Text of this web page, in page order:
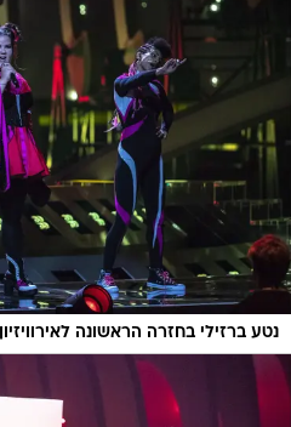
נטע ברזילי בחזרה הראשונה לאירוויזיון 2018